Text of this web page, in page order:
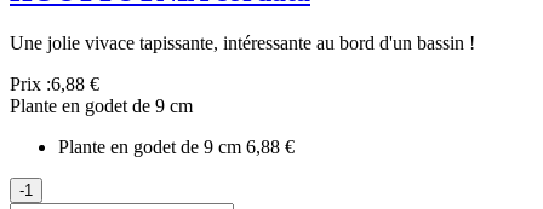
Une jolie vivace tapissante, intéressante au bord d'un bassin !
Prix :6,88 €
Plante en godet de 9 cm
Plante en godet de 9 cm 6,88 €
-1